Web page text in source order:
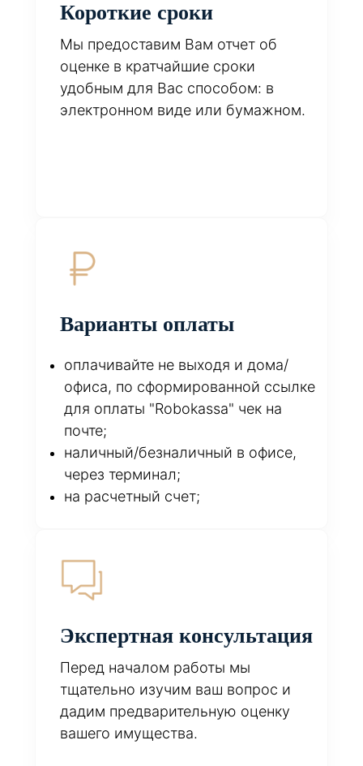
Короткие сроки
Мы предоставим Вам отчет об
оценке в кратчайшие сроки
удобным для Вас способом: в
электронном виде или бумажном.
Варианты оплаты
оплачивайте не выходя и дома/
офиса, по сформированной ссылке
для оплаты "Robokassa" чек на
почте;
наличный/безналичный в офисе,
через терминал;
на расчетный счет;
Экспертная консультация
Перед началом работы мы
тщательно изучим ваш вопрос и
дадим предварительную оценку
вашего имущества.